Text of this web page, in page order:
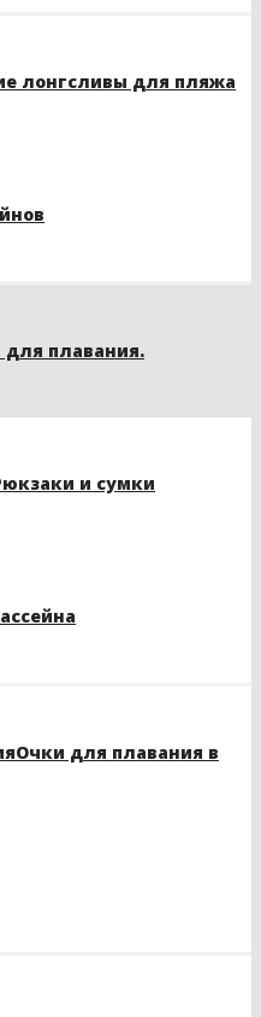
лонгсливы для пляжа
для плавания.
и сумки
Очки для плавания в